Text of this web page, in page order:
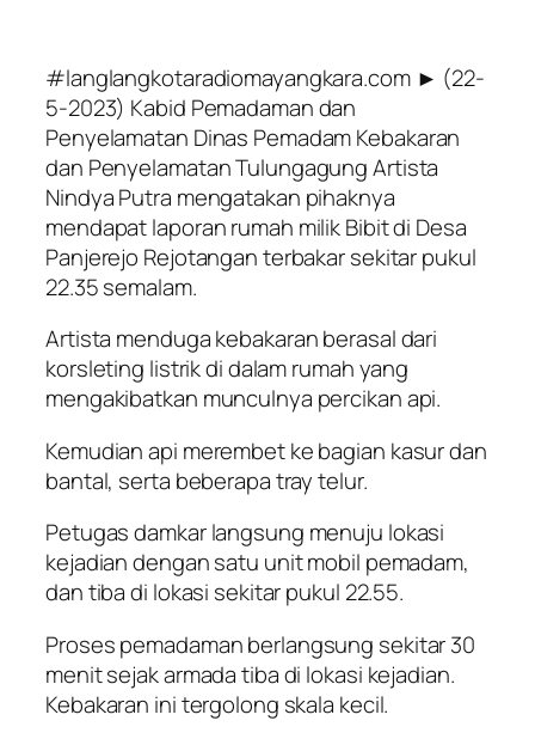
#langlangkotaradiomayangkara.com ► (22-
5-2023) Kabid Pemadaman dan
Penyelamatan Dinas Pemadam Kebakaran
dan Penyelamatan Tulungagung Artista
Nindya Putra mengatakan pihaknya
mendapat laporan rumah milik Bibit di Desa
Panjerejo Rejotangan terbakar sekitar pukul
22.35 semalam.
Artista menduga kebakaran berasal dari
korsleting listrik di dalam rumah yang
mengakibatkan munculnya percikan api.
Kemudian api merembet ke bagian kasur dan
bantal, serta beberapa tray telur.
Petugas damkar langsung menuju lokasi
kejadian dengan satu unit mobil pemadam,
dan tiba di lokasi sekitar pukul 22.55.
Proses pemadaman berlangsung sekitar 30
menit sejak armada tiba di lokasi kejadian.
Kebakaran ini tergolong skala kecil.